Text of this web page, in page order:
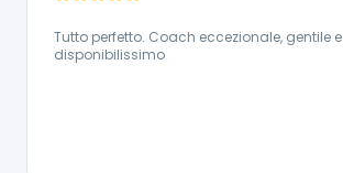
Tutto perfetto. Coach eccezionale, gentile e
disponibilissimo